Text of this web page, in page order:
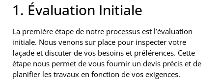
1. Évaluation Initiale
La première étape de notre processus est l’évaluation
initiale. Nous venons sur place pour inspecter votre
façade et discuter de vos besoins et préférences. Cette
étape nous permet de vous fournir un devis précis et de
planifier les travaux en fonction de vos exigences.